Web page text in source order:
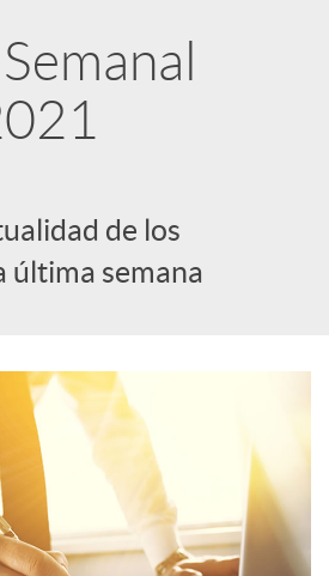
de los
última semana